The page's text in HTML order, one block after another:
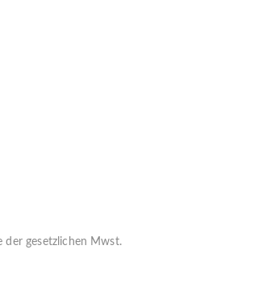
der gesetzlichen Mwst.